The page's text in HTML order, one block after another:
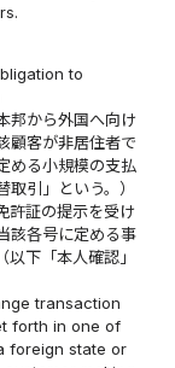
to
邦から外国へ向け
顧客が非居住者で
める小規模の支払
引」という。）
許証の提示を受け
該各号に定める事
下「本人確認」
transaction
forth in one of
foreign state or